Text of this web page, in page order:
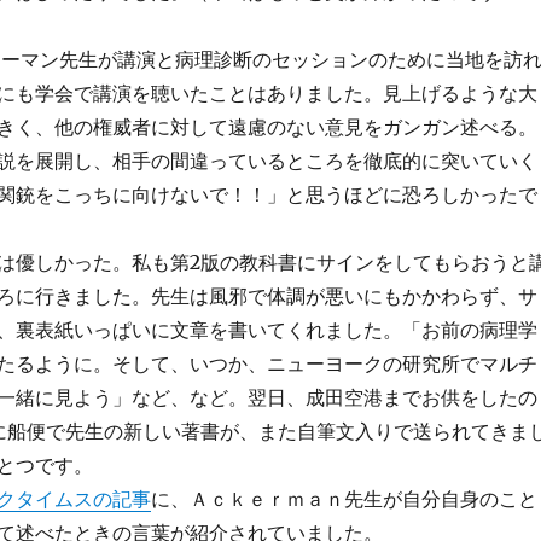
マン先生が講演と病理診断のセッションのために当地を訪れ
も学会で講演を聴いたことはありました。見上げるような大
く、他の権威者に対して遠慮のない意見をガンガン述べる。
を展開し、相手の間違っているところを徹底的に突いていく
銃をこっちに向けないで！！」と思うほどに恐ろしかったで
優しかった。私も第2版の教科書にサインをしてもらおうと
に行きました。先生は風邪で体調が悪いにもかかわらず、サ
裏表紙いっぱいに文章を書いてくれました。「お前の病理学
るように。そして、いつか、ニューヨークの研究所でマルチ
緒に見よう」など、など。翌日、成田空港までお供をしたの
便で先生の新しい著書が、また自筆文入りで送られてきま
つです。
タイムスの記事に、Ａｃｋｅｒｍａｎ先生が自分自身のこと
述べたときの言葉が紹介されていました。